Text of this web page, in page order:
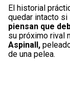
El historial
quedar intacto si
piensan que
su próximo rival
Aspinall,
de una pelea.